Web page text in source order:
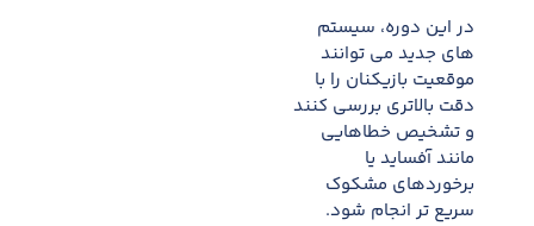
در این دوره، سیستم
های جدید می توانند
موقعیت بازیکنان را با
دقت بالاتری بررسی کنند
و تشخیص خطاهایی
مانند آفساید یا
برخوردهای مشکوک
سریع تر انجام شود.